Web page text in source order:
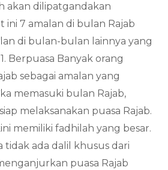
akan dilipatgandakan
ini 7 amalan di bulan Rajab
di bulan-bulan lainnya yang
Berpuasa Banyak orang
sebagai amalan yang
memasuki bulan Rajab,
melaksanakan puasa Rajab.
memiliki fadhilah yang besar.
tidak ada dalil khusus dari
puasa Rajab